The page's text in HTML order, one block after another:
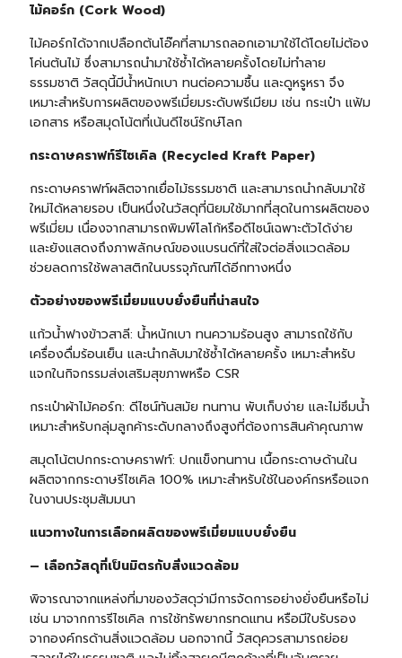
ไม้คอร์ก (Cork Wood)
ไม้คอร์กได้จากเปลือกต้นโอ๊คที่สามารถลอกเอามาใช้ได้โดยไม่ต้อง
โค่นต้นไม้ ซึ่งสามารถนำมาใช้ซ้ำได้หลายครั้งโดยไม่ทำลาย
ธรรมชาติ วัสดุนี้มีน้ำหนักเบา ทนต่อความชื้น และดูหรูหรา จึง
เหมาะสำหรับการผลิตของพรีเมี่ยมระดับพรีเมียม เช่น กระเป๋า แฟ้ม
เอกสาร หรือสมุดโน้ตที่เน้นดีไซน์รักษ์โลก
กระดาษคราฟท์รีไซเคิล (Recycled Kraft Paper)
กระดาษคราฟท์ผลิตจากเยื่อไม้ธรรมชาติ และสามารถนำกลับมาใช้
ใหม่ได้หลายรอบ เป็นหนึ่งในวัสดุที่นิยมใช้มากที่สุดในการผลิตของ
พรีเมี่ยม เนื่องจากสามารถพิมพ์โลโก้หรือดีไซน์เฉพาะตัวได้ง่าย
และยังแสดงถึงภาพลักษณ์ของแบรนด์ที่ใส่ใจต่อสิ่งแวดล้อม
ช่วยลดการใช้พลาสติกในบรรจุภัณฑ์ได้อีกทางหนึ่ง
ตัวอย่างของพรีเมี่ยมแบบยั่งยืนที่น่าสนใจ
แก้วน้ำฟางข้าวสาลี: น้ำหนักเบา ทนความร้อนสูง สามารถใช้กับ
เครื่องดื่มร้อนเย็น และนำกลับมาใช้ซ้ำได้หลายครั้ง เหมาะสำหรับ
แจกในกิจกรรมส่งเสริมสุขภาพหรือ CSR
กระเป๋าผ้าไม้คอร์ก: ดีไซน์ทันสมัย ทนทาน พับเก็บง่าย และไม่ซึมน้ำ
เหมาะสำหรับกลุ่มลูกค้าระดับกลางถึงสูงที่ต้องการสินค้าคุณภาพ
สมุดโน้ตปกกระดาษคราฟท์: ปกแข็งทนทาน เนื้อกระดาษด้านใน
ผลิตจากกระดาษรีไซเคิล 100% เหมาะสำหรับใช้ในองค์กรหรือแจก
ในงานประชุมสัมมนา
แนวทางในการเลือกผลิตของพรีเมี่ยมแบบยั่งยืน
– เลือกวัสดุที่เป็นมิตรกับสิ่งแวดล้อม
พิจารณาจากแหล่งที่มาของวัสดุว่ามีการจัดการอย่างยั่งยืนหรือไม่
เช่น มาจากการรีไซเคิล การใช้ทรัพยากรทดแทน หรือมีใบรับรอง
จากองค์กรด้านสิ่งแวดล้อม นอกจากนี้ วัสดุควรสามารถย่อย